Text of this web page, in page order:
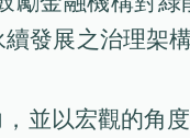
發展之治理架
並以宏觀的角